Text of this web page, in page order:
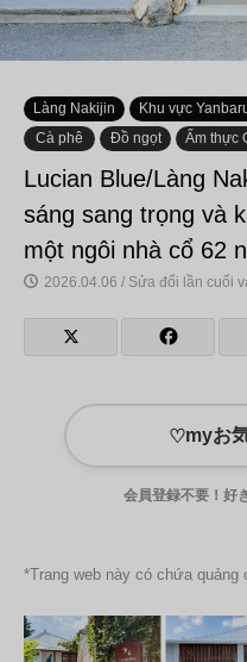
Làng Nakijin
Khu vực
Cà phê
Đồ ngọt Ẩm thực
Lucian Blue/Làng
sáng sang trọng và
một ngôi nhà cổ 62
2026.04.06 / Sửa đổi lần cuối
♡myお
会員登録不要！好
*Trang web này có chứa quảng